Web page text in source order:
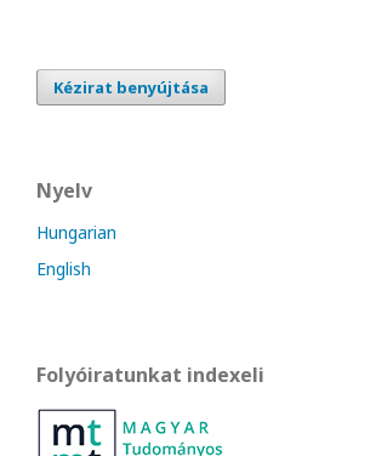
Kézirat benyújtása
Nyelv
Hungarian
English
Folyóiratunkat indexeli